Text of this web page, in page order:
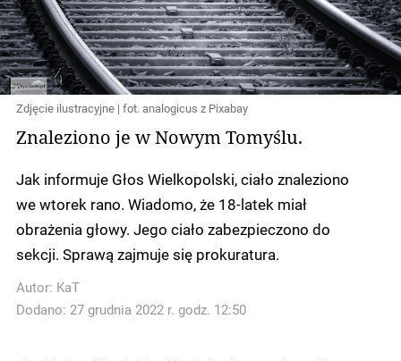
Zdjęcie ilustracyjne | fot. analogicus z Pixabay
Znaleziono je w Nowym Tomyślu.
Jak informuje Głos Wielkopolski, ciało znaleziono
we wtorek rano. Wiadomo, że 18-latek miał
obrażenia głowy. Jego ciało zabezpieczono do
sekcji. Sprawą zajmuje się prokuratura.
Autor: KaT
Dodano: 27 grudnia 2022 r. godz. 12:50